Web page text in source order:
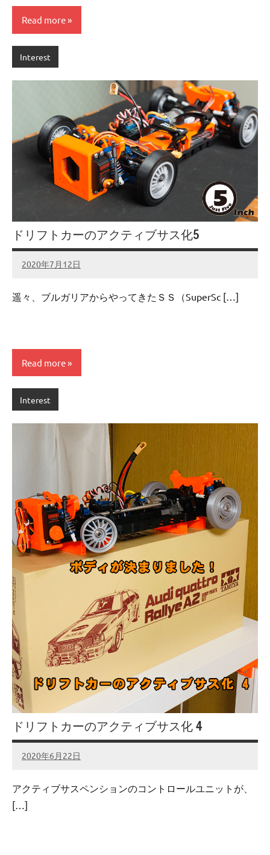
Read more
Interest
ドリフトカーのアクティブサス化5
2020年7月12日
admin
No
遥々、ブルガリアからやってきたＳＳ（SuperSc […]
Read more
Interest
ドリフトカーのアクティブサス化 4
2020年6月22日
admin
No
アクティブサスペンションのコントロールユニットが、
[…]